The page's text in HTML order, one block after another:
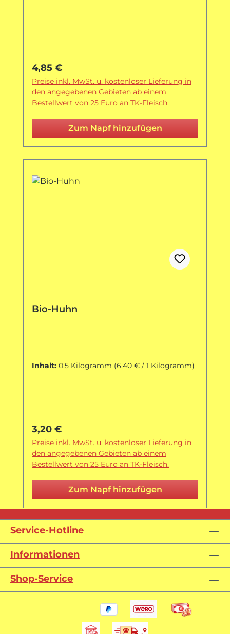
Regulärer Preis:
4,85 €
Preise inkl. MwSt. u. kostenloser Lieferung in
den angegebenen Gebieten ab einem
Bestellwert von 25 Euro an TK-Fleisch.
Zum Napf hinzufügen
Bio-Huhn
Inhalt: 0.5 Kilogramm (6,40 € / 1 Kilogramm)
Regulärer Preis:
3,20 €
Preise inkl. MwSt. u. kostenloser Lieferung in
den angegebenen Gebieten ab einem
Bestellwert von 25 Euro an TK-Fleisch.
Zum Napf hinzufügen
Service-Hotline
Informationen
Shop-Service